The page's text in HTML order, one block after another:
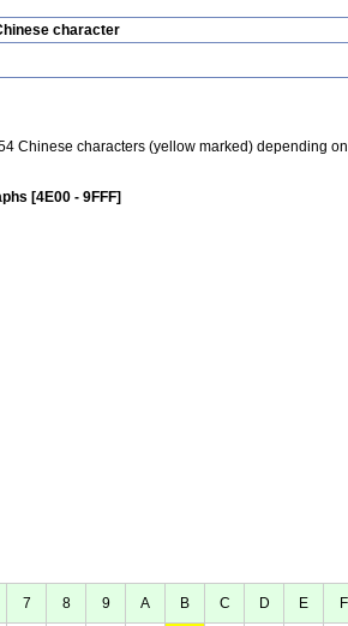
character
Chinese characters (yellow marked) depending
[4E00 - 9FFF]
7 8 9 A B C D E F